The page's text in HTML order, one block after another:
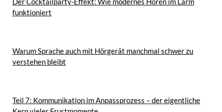
funktioniert
Warum Sprache auch mit Hörgerät manchmal schwer zu
verstehen bleibt
Teil 7: Kommunikation im Anpassprozess – der eigentliche